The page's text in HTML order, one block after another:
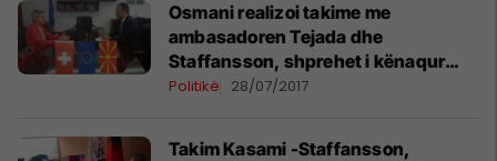
Osmani realizoi takime me
ambasadoren Tejada dhe
Staffansson, shprehet i kënaqur
nga bashkëpunimi i të dy vendeve
Politikë 28/07/2017
Takim Kasami -Staffansson,